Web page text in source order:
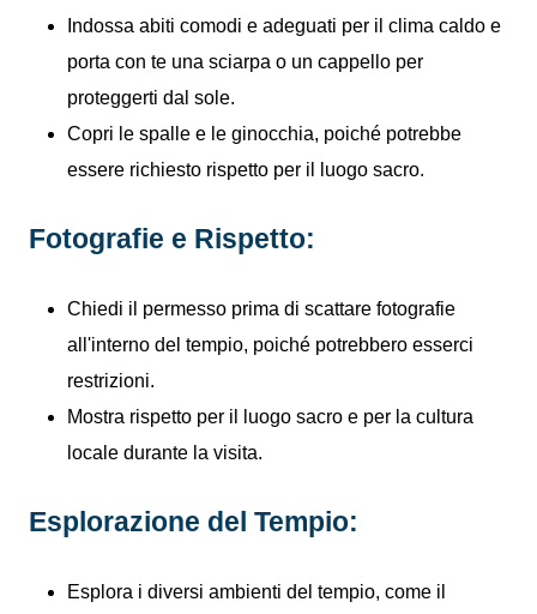
Indossa abiti comodi e adeguati per il clima caldo e
porta con te una sciarpa o un cappello per
proteggerti dal sole.
Copri le spalle e le ginocchia, poiché potrebbe
essere richiesto rispetto per il luogo sacro.
Fotografie e Rispetto:
Chiedi il permesso prima di scattare fotografie
all'interno del tempio, poiché potrebbero esserci
restrizioni.
Mostra rispetto per il luogo sacro e per la cultura
locale durante la visita.
Esplorazione del Tempio:
Esplora i diversi ambienti del tempio, come il